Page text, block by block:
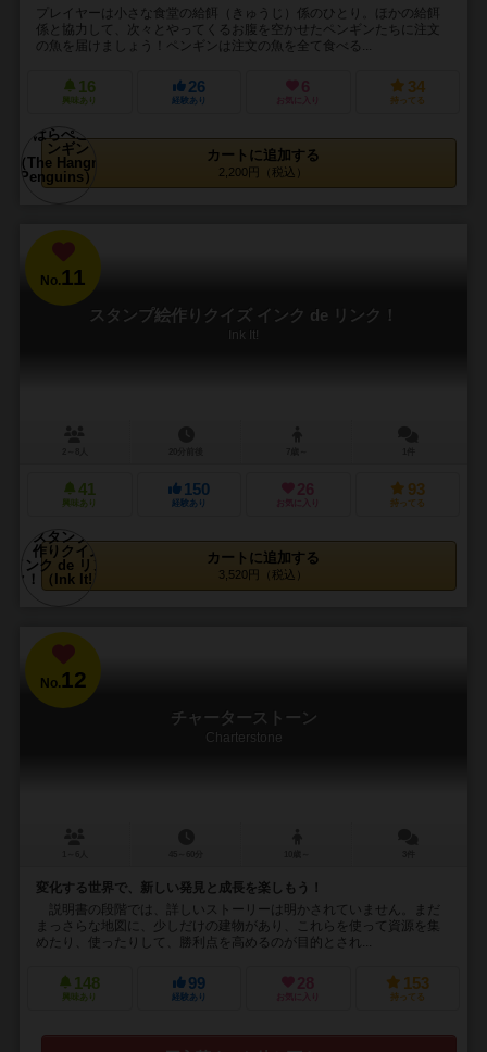
プレイヤーは小さな食堂の給餌（きゅうじ）係のひとり。ほかの給餌
係と協力して、次々とやってくるお腹を空かせたペンギンたちに注文
の魚を届けましょう！ペンギンは注文の魚を全て食べる...
16
興味あり
26
経験あり
6
お気に入り
34
持ってる
カートに追加する
2,200円（税込）
No.11
スタンプ絵作りクイズ インク de リンク！
Ink It!
41
興味あり
150
経験あり
26
お気に入り
93
持ってる
カートに追加する
3,520円（税込）
No.12
チャーターストーン
Charterstone
変化する世界で、新しい発見と成長を楽しもう！
説明書の段階では、詳しいストーリーは明かされていません。まだ
まっさらな地図に、少しだけの建物があり、これらを使って資源を集
めたり、使ったりして、勝利点を高めるのが目的とされ...
148
興味あり
99
経験あり
28
お気に入り
153
持ってる